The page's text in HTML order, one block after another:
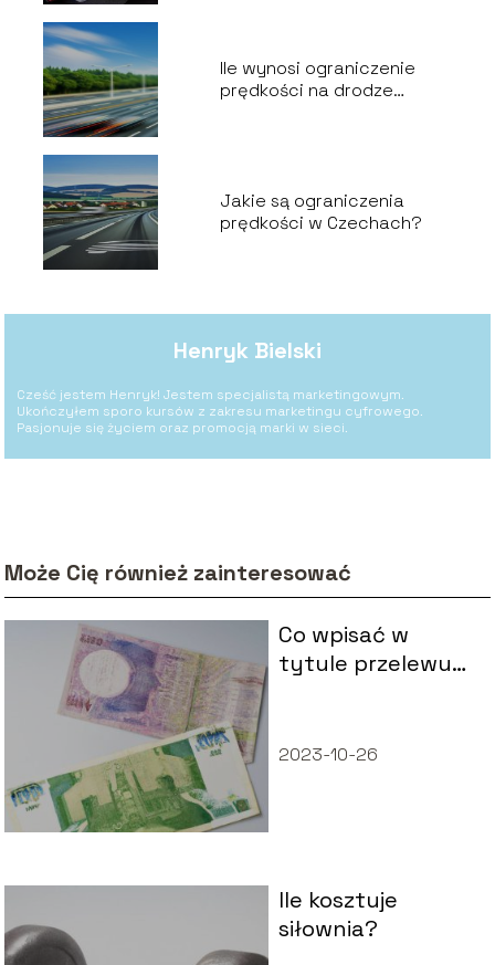
Ile wynosi ograniczenie
prędkości na drodze
Jakie są ograniczenia
prędkości w Czechach?
Henryk Bielski
Cześć jestem Henryk! Jestem specjalistą marketingowym.
Ukończyłem sporo kursów z zakresu marketingu cyfrowego.
Pasjonuje się życiem oraz promocją marki w sieci.
Może Cię również zainteresować
Co wpisać w
tytule przelewu
2023-10-26
Ile kosztuje
siłownia?